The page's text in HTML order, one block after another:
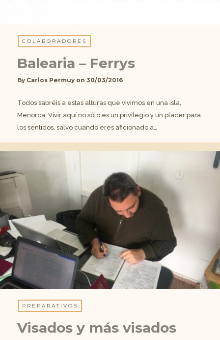
COLABORADORES
Balearia – Ferrys
By Carlos Permuy on 30/03/2016
Todos sabréis a estas alturas que vivimos en una isla,
Menorca. Vivir aquí no sólo es un privilegio y un placer para
los sentidos, salvo cuando eres aficionado a…
PREPARATIVOS
Visados y más visados